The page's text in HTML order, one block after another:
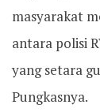
masyarakat
antara polisi
yang setara
Pungkasnya.